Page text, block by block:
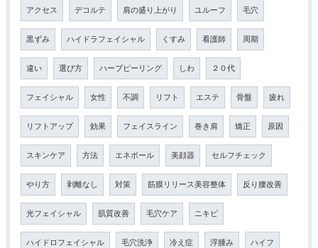
アクセス デコルテ 肩の盛り上がり ユルーフ 毛穴
黒ずみ ハイドラフェイシャル くすみ 看護師 周期
違い 選び方 ハーブピーリング しわ ２０代
フェイシャル 女性 不調 リフト エステ 骨盤 疲れ
リフトアップ 効果 フェイスライン 巻き肩 矯正 原因
スキンケア 方法 エネボール 美顔器 セルフチェック
やり方 剥離なし 対策 筋膜リリース美容整体 反り腰改善
光フェイシャル 肌質改善 毛穴ケア ニキビ
ハイドロフェイシャル 毛穴洗浄 冷え症 浮腫み ハイフ